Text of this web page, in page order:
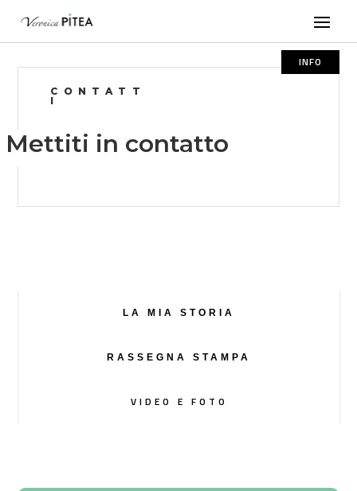
INFO
CONTATT
I
Mettiti in contatto
LA MIA STORIA
RASSEGNA STAMPA
VIDEO E FOTO